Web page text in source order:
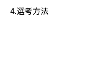
4.選考方法